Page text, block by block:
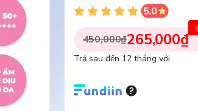
450,000₫265,000₫
Trả sau đến 12 tháng với